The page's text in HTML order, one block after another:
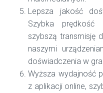
Lepsza jakość
Szybka prędkość
szybszą transmisję
naszymi
doświadczenia w
Wyższa wydajność
z aplikacji online,